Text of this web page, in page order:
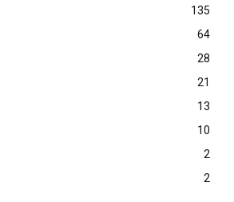
135
64
28
21
13
10
2
2